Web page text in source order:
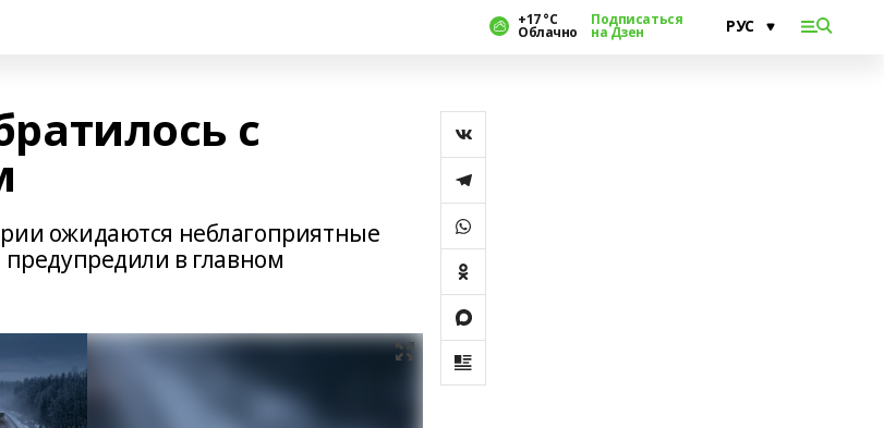
+17 °С
Облачно
Подписаться
на Дзен
с
ожидаются неблагоприятные
в главном